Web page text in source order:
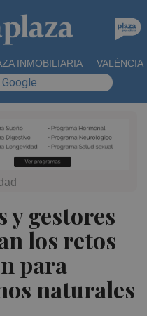
INMOBILIARIA VALÈNCIA
y gestores
los retos
para
naturales